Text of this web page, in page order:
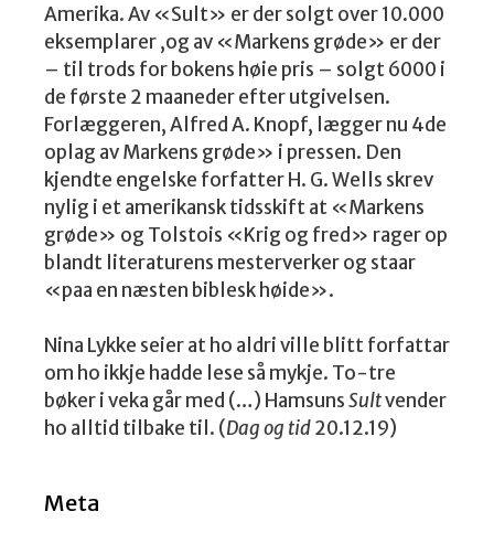
Amerika. Av «Sult» er der solgt over 10.000
eksemplarer ,og av «Markens grøde» er der
– til trods for bokens høie pris – solgt 6000 i
de første 2 maaneder efter utgivelsen.
Forlæggeren, Alfred A. Knopf, lægger nu 4de
oplag av Markens grøde» i pressen. Den
kjendte engelske forfatter H. G. Wells skrev
nylig i et amerikansk tidsskift at «Markens
grøde» og Tolstois «Krig og fred» rager op
blandt literaturens mesterverker og staar
«paa en næsten biblesk høide».
Nina Lykke seier at ho aldri ville blitt forfattar
om ho ikkje hadde lese så mykje. To-tre
bøker i veka går med (…) HamsunsSultvender
ho alltid tilbake til. (Dag og tid20.12.19)
Meta